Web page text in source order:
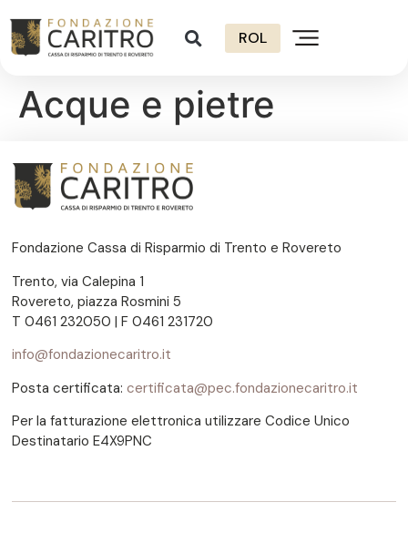
ROL
Acque e pietre
Fondazione Cassa di Risparmio di Trento e Rovereto
Trento, via Calepina 1
Rovereto, piazza Rosmini 5
T 0461 232050 | F 0461 231720
info@fondazionecaritro.it
Posta certificata: certificata@pec.fondazionecaritro.it
Per la fatturazione elettronica utilizzare Codice Unico
Destinatario E4X9PNC